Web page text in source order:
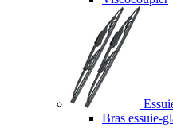
Bras essuie-